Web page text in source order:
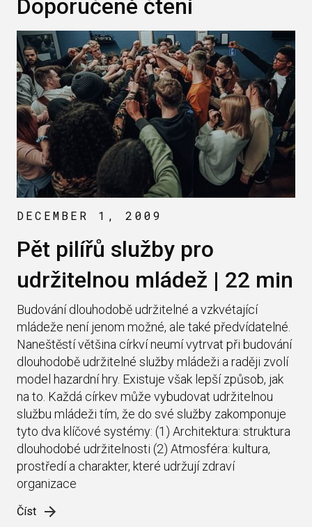
Doporučené čtení
DECEMBER 1, 2009
Pět pilířů služby pro
udržitelnou mládež | 22 min
Budování dlouhodobě udržitelné a vzkvétající
mládeže není jenom možné, ale také předvídatelné.
Naneštěstí většina církví neumí vytrvat při budování
dlouhodobě udržitelné služby mládeži a raději zvolí
model hazardní hry. Existuje však lepší způsob, jak
na to. Každá církev může vybudovat udržitelnou
službu mládeži tím, že do své služby zakomponuje
tyto dva klíčové systémy: (1) Architektura: struktura
dlouhodobé udržitelnosti (2) Atmosféra: kultura,
prostředí a charakter, které udržují zdraví
organizace
Číst